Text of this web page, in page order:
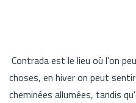
Contrada est le lieu où l'on
choses, en hiver on peut
cheminées allumées, tandis